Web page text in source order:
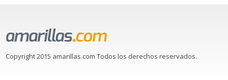
Copyright 2015 amarillas.com Todos los derechos reservados.